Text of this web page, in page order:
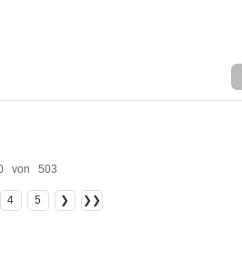
von 503
4 5 ❯ ❯❯